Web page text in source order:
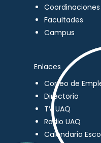
Coordinaciones
Facultades
Campus
Enlaces
Correo de
Directorio
TV UAQ
Radio UAQ
Calendario